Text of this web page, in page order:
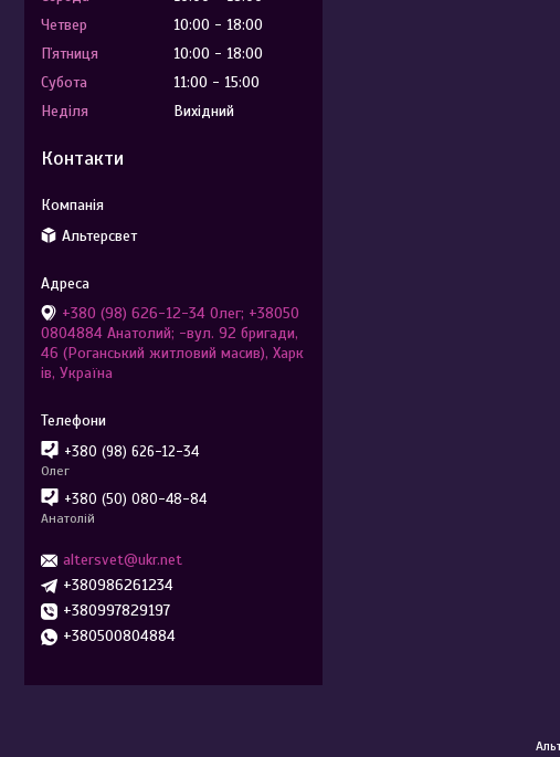
Четвер
10:00
18:00
Пʼятниця
10:00
18:00
Субота
11:00
15:00
Неділя
Вихідний
Контакти
Альтерсвет
+380 (98) 626-12-34 Олег; +38050
0804884 Анатолий; -вул. 92 бригади,
46 (Роганський житловий масив), Харк
ів, Україна
+380 (98) 626-12-34
Олег
+380 (50) 080-48-84
Анатолій
altersvet@ukr.net
+380986261234
+380997829197
+380500804884